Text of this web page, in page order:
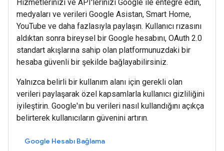
Hizmetlerinizi ve API'lerinizi Google ile entegre edin,
medyaları ve verileri Google Asistan, Smart Home,
YouTube ve daha fazlasıyla paylaşın. Kullanıcı rızasını
aldıktan sonra bireysel bir Google hesabını, OAuth 2.0
standart akışlarına sahip olan platformunuzdaki bir
hesaba güvenli bir şekilde bağlayabilirsiniz.
Yalnızca belirli bir kullanım alanı için gerekli olan
verileri paylaşarak özel kapsamlarla kullanıcı gizliliğini
iyileştirin. Google'ın bu verileri nasıl kullandığını açıkça
belirterek kullanıcıların güvenini artırın.
Google Hesabı Bağlama